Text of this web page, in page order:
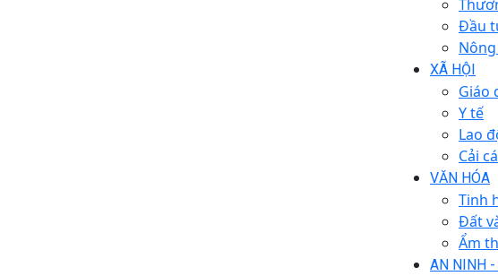
Đầu
XÃ HỘI
Giáo
Y tế
Lao
Cải
VĂN HÓA
Tinh
Đất
Ẩm
AN NINH -